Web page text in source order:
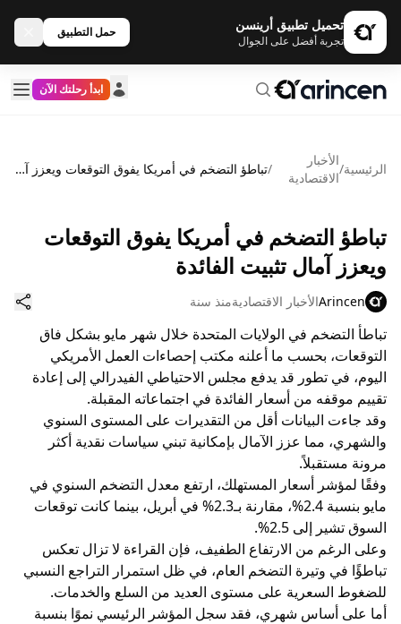
تحميل تطبيق أرينسن
تجربة أفضل على الجوال
حمل التطبيق
ابدأ رحلتك الآن
الرئيسية/
الأخبار
الاقتصادية
/ تباطؤ التضخم في أمريكا يفوق التوقعات ويعزز آمال تثبيت الفائدة
تباطؤ التضخم في أمريكا يفوق التوقعات
ويعزز آمال تثبيت الفائدة
Arincenالأخبار الاقتصاديةمنذ سنة
تباطأ التضخم في الولايات المتحدة خلال شهر مايو بشكل فاق
التوقعات، بحسب ما أعلنه مكتب إحصاءات العمل الأمريكي
اليوم، في تطور قد يدفع مجلس الاحتياطي الفيدرالي إلى إعادة
تقييم موقفه من أسعار الفائدة في اجتماعاته المقبلة.
وقد جاءت البيانات أقل من التقديرات على المستوى السنوي
والشهري، مما عزز الآمال بإمكانية تبني سياسات نقدية أكثر
مرونة مستقبلاً.
وفقًا لمؤشر أسعار المستهلك، ارتفع معدل التضخم السنوي في
مايو بنسبة 2.4%، مقارنة بـ2.3% في أبريل، بينما كانت توقعات
السوق تشير إلى 2.5%.
وعلى الرغم من الارتفاع الطفيف، فإن القراءة لا تزال تعكس
تباطؤًا في وتيرة التضخم العام، في ظل استمرار التراجع النسبي
للضغوط السعرية على مستوى العديد من السلع والخدمات.
أما على أساس شهري، فقد سجل المؤشر الرئيسي نموًا بنسبة